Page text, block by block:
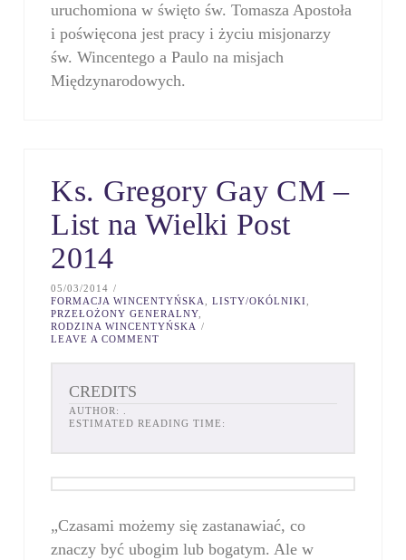
uruchomiona w święto św. Tomasza Apostoła
i poświęcona jest pracy i życiu misjonarzy
św. Wincentego a Paulo na misjach
Międzynarodowych.
Ks. Gregory Gay CM –
List na Wielki Post
2014
05/03/2014
FORMACJA WINCENTYŃSKA
,LISTY/OKÓLNIKI
PRZEŁOŻONY GENERALNY
RODZINA WINCENTYŃSKA
LEAVE A COMMENT
CREDITS
AUTHOR:
ESTIMATED READING TIME:
„Czasami możemy się zastanawiać, co
znaczy być ubogim lub bogatym. Ale w